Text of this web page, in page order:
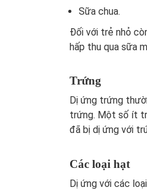
Sữa chua.
Đối với trẻ nhỏ
hấp thu qua sữa
Trứng
Dị ứng trứng
trứng. Một số ít
đã bị dị ứng với
Các loại hạt
Dị ứng với các